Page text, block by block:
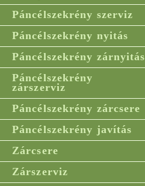
Páncélszekrény szerviz
Páncélszekrény nyitás
Páncélszekrény zárnyitás
Páncélszekrény
zárszerviz
Páncélszekrény zárcsere
Páncélszekrény javítás
Zárcsere
Zárszerviz